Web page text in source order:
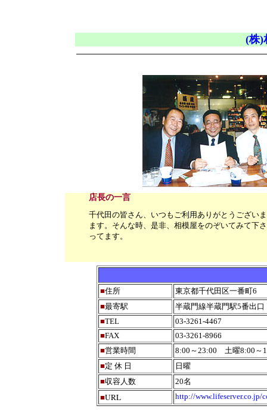
(株)
店長の一言
千代田の皆さん、いつもご利用ありがとうござい
ます。そんな時、是非、相模屋をのぞいてみて下
ってます。
■住所
東京都千代田区一番町6
■最寄駅
半蔵門線半蔵門駅5番出
■TEL
03-3261-4467
■FAX
03-3261-8966
■営業時間
8:00～23:00 土曜8:00～
■定 休 日
日曜
■収容人数
20名
■URL http://www.lifeserver.co.jp/